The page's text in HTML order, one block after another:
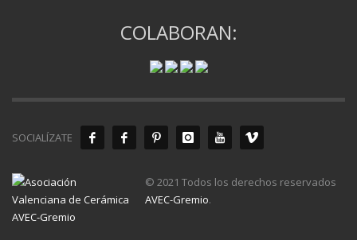
COLABORAN:
SOCIALÍZATE
© 2021 Todos los derechos reservados
AVEC-Gremio.